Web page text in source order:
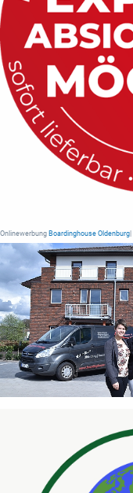
Onlinewerbung Boardinghouse Oldenburg